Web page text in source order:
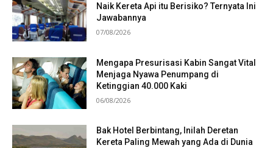
Naik Kereta Api itu Berisiko? Ternyata Ini
Jawabannya
07/08/2026
Mengapa Presurisasi Kabin Sangat Vital
Menjaga Nyawa Penumpang di
Ketinggian 40.000 Kaki
06/08/2026
Bak Hotel Berbintang, Inilah Deretan
Kereta Paling Mewah yang Ada di Dunia